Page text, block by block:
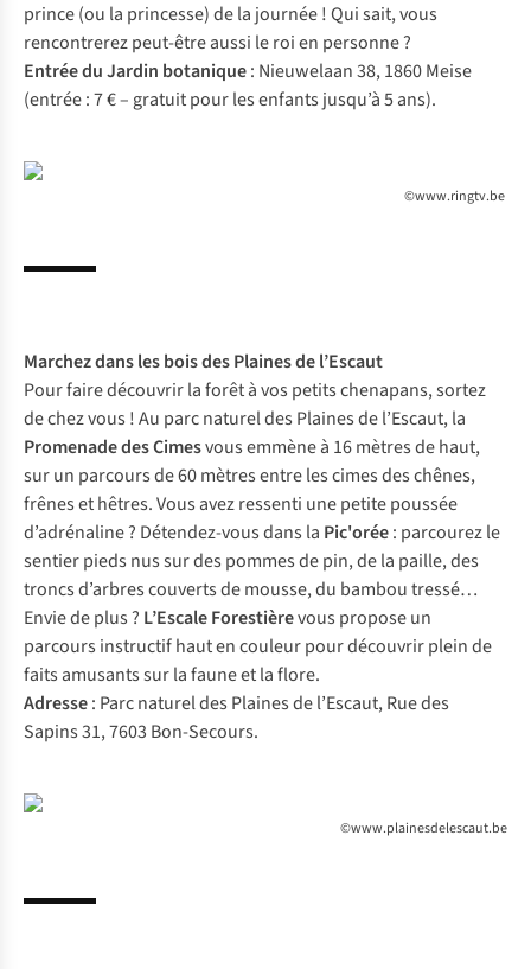
prince (ou la princesse) de la journée ! Qui sait, vous
rencontrerez peut-être aussi le roi en personne ?
Entrée du Jardin botanique: Nieuwelaan 38, 1860 Meise
(entrée : 7 € – gratuit pour les enfants jusqu’à 5 ans).
©www.ringtv.be
Marchez dans les bois desPlaines de l’Escaut
Pour faire découvrir la forêt à vos petits chenapans, sortez
de chez vous ! Au parc naturel des Plaines de l’Escaut, la
Promenade des Cimesvous emmène à 16 mètres de haut,
sur un parcours de 60 mètres entre les cimes des chênes,
frênes et hêtres. Vous avez ressenti une petite poussée
d’adrénaline ? Détendez-vous dans la Pic'orée: parcourez le
sentier pieds nus sur des pommes de pin, de la paille, des
troncs d’arbres couverts de mousse, du bambou tressé…
Envie de plus ? L’Escale Forestièrevous propose un
parcours instructif haut en couleur pour découvrir plein de
faits amusants sur la faune et la flore.
Adresse: Parc naturel des Plaines de l’Escaut, Rue des
Sapins 31, 7603 Bon-Secours.
©www.plainesdelescaut.be